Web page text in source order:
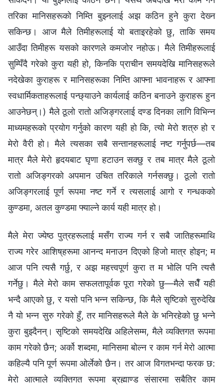
तरिका मानिसहरूको निम्ति बुझ्‍नलाई अझ कठिन हुने कुरा देख्‍न
सकिन्छ। आज मैले तिमीहरूलाई यो बताइरहेको छु, ताकि समय
आउँदा तिमीहरू यसको कारणले कमजोर नहोऊ। मैले तिमीहरूलाई
सुम्पिँदै गरेको कुरा यही हो, किनकि प्राचीन समयदेखि मानिसहरूले
नदेखेका कुराहरू र मानिसहरूका निम्ति आफ्ना भावनाहरू र आफ्ना
स्वधार्मिकताहरूलाई पन्छ्याउने कार्यलाई कठिन बनाउने कुराहरू हुन
आउनेछन्।) मैले ठूलो रातो अजिङ्गरलाई दण्ड दिनका लागि विभिन्‍न
माध्यमहरूको प्रयोग गर्नुको कारण यही हो कि, त्यो मेरो शत्रु हो र
मेरो वैरी हो। मैले त्यसका सबै सन्तानहरूलाई नष्ट गर्नुपर्छ—तब
मात्र मैले मेरो हृदयबाट घृणा हटाउन सक्छु र तब मात्र मैले ठूलो
रातो अजिङ्गरको अपमान उचित तरिकाले गर्नसक्छु। ठूलो रातो
अजिङ्गरलाई पूर्ण रूपमा नष्ट गर्ने र त्यसलाई आगो र गन्धकको
कुण्डमा, अतल कुण्डमा फ्याल्ने कार्य यही मात्र हो।
मैले मेरा ज्येष्ठ पुत्रहरूलाई मसँग राज्य गर्न र सबै जातिहरूमाथि
राज्य गरेर आशिष्‌हरूमा आनन्द मनाउन दिएको हिजो मात्र होइन; म
आज पनि त्यसै गर्छु, र अझ महत्त्वपूर्ण कुरा त म भोलि पनि त्यसै
गर्नेछु। मैले मेरो काम सफलतापूर्वक पूरा गरेको छु—मैले सधैँ यही
भन्दै आएको छु, र यसो पनि भन्‍न सकिन्छ, कि मैले सृष्टिको सुरुदेखि
नै यो भन्‍न सुरु गरेको हुँ, तर मानिसहरूले मैले के भनिरहेको छु भन्‍ने
कुरा बुझ्दैनन्। सृष्टिको समयदेखि अहिलेसम्म, मैले व्यक्तिगत रूपमा
काम गरेको छैन; अर्को शब्दमा, मानिसमा बोल्‍न र काम गर्न मेरो आत्मा
कहिल्यै पनि पूर्ण रूपमा ओर्लेको छैन। तर आज विगतभन्दा फरक छ:
मेरो आत्माले व्यक्तिगत रूपमा ब्रह्माण्ड संसारमा सबैतिर काम